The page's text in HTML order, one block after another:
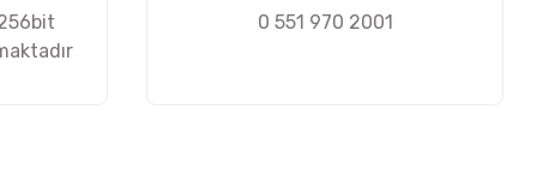
0 551 970 2001